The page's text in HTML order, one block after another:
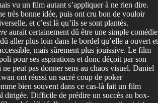
vu un film autant s’appliquer à ne rien dire.
très bonne idée, puis ont cru bon de vouloir
et c’est là qu’ils se sont plantés.
aurait certainement dû être une simple comédie
aller plus loin dans le bordel qu’elle a ouvert et
mais sûrement plus jouissive. Le film
pour ses aspirations et donc déçoit par son
peut pas donner sens au chaos visuel. Daniel
ont réussi un sacré coup de poker
bien souvent dans ce cas-là fait un film
dirigée. Difficile de prédire un succès au box-